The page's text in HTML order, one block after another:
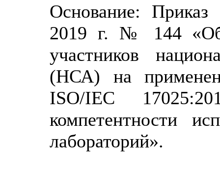
Основание: Приказ
2019 г. № 144 «Об
участников
(НСА) на
ISO/IEC
компетентности
лабораторий».